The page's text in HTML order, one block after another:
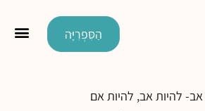
הַסִּפְרִיָּה
להיות אב, להיות אם